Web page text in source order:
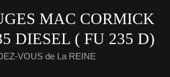
MAC CORMICK
DIESEL ( FU 235 D)
VOUS de La REINE